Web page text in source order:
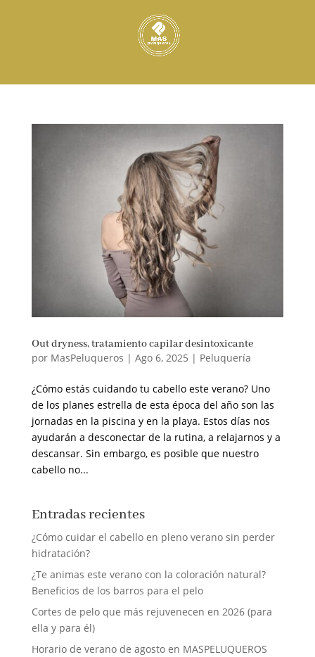
Out dryness, tratamiento capilar desintoxicante
por MasPeluqueros | Ago 6, 2025 | Peluquería
¿Cómo estás cuidando tu cabello este verano? Uno
de los planes estrella de esta época del año son las
jornadas en la piscina y en la playa. Estos días nos
ayudarán a desconectar de la rutina, a relajarnos y a
descansar. Sin embargo, es posible que nuestro
cabello no...
Entradas recientes
¿Cómo cuidar el cabello en pleno verano sin perder
hidratación?
¿Te animas este verano con la coloración natural?
Beneficios de los barros para el pelo
Cortes de pelo que más rejuvenecen en 2026 (para
ella y para él)
Horario de verano de agosto en MASPELUQUEROS